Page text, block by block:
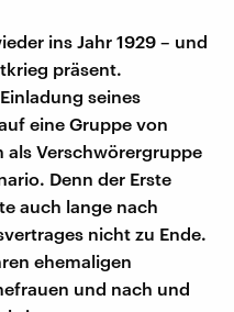
ins Jahr 1929 – und
präsent.
seines
eine Gruppe von
als Verschwörergruppe
Denn der Erste
auch lange nach
nicht zu Ende.
ehemaligen
und nach und